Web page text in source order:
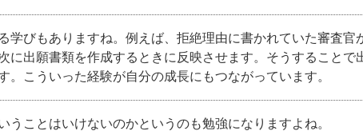
学びもありますね。例えば、拒絶理由に書かれていた審査官
に出願書類を作成するときに反映させます。そうすることで
。こういった経験が自分の成長にもつながっています。
うことはいけないのかというのも勉強になりますよね。